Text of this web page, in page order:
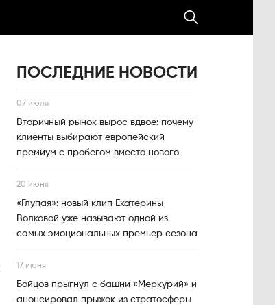
ПОСЛЕДНИЕ НОВОСТИ
07 июля
Вторичный рынок вырос вдвое: почему
клиенты выбирают европейский
премиум с пробегом вместо нового
20 июня
«Глупая»: новый клип Екатерины
Волковой уже называют одной из
самых эмоциональных премьер сезона
17 июня
Бойцов прыгнул с башни «Меркурий» и
анонсировал прыжок из стратосферы